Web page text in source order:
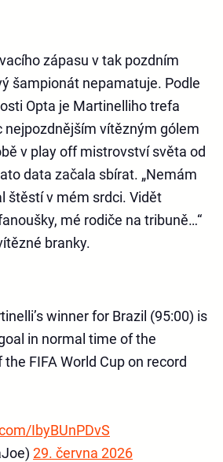
zápasu v tak pozdním
šampionát nepamatuje. Podle
Opta je Martinelliho trefa
nejpozdnějším vítězným gólem
v play off mistrovství světa od
data začala sbírat. „Nemám
štěstí v mém srdci. Vidět
mé rodiče na tribuně…“
branky.
winner for Brazil (95:00) is
in normal time of the
FIFA World Cup on record
IbyBUnPDvS
29. června 2026